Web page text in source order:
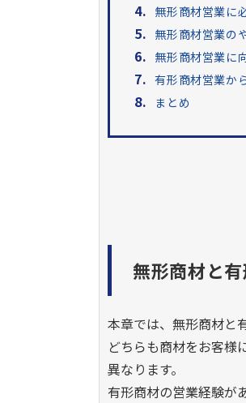
4. 無形商材営業に
5. 無形商材営業の
6. 無形商材営業に
7. 有形商材営業か
8. まとめ
無形商材と
本章では、無形商材と
どちらも商材をお客様
異なります。
有形商材の営業経験が